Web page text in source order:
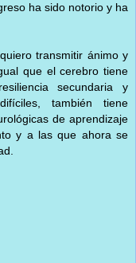
ha sido notorio y ha
transmitir ánimo y
que el cerebro tiene
secundaria y
también tiene
de aprendizaje
y a las que ahora se